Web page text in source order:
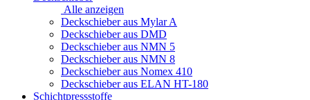
Alle anzeigen
Deckschieber aus Mylar A
Deckschieber aus DMD
Deckschieber aus NMN 5
Deckschieber aus NMN 8
Deckschieber aus Nomex 410
Deckschieber aus ELAN HT-180
Schichtpressstoffe